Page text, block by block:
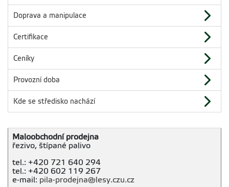
Doprava a manipulace
Certifikace
Ceníky
Provozní doba
Kde se středisko nachází
Maloobchodní prodejna
řezivo, štípané palivo
tel.: +420 721 640 294
tel.: +420 602 119 267
e-mail: pila-prodejna@lesy.czu.cz